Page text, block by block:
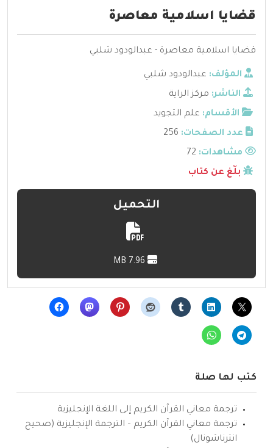
قضايا اسلامية معاصرة
قضايا اسلامية معاصرة - عبدالودود شلبي
المؤلف: عبدالودود شلبي
الناشر: مركز الراية
الأقسام: علم التجويد
عدد الصفحات: 256
مشاهدات:
بلّغ عن كتاب
التحميل
كتب لها صلة
ترجمة معاني القرآن الكريم إلى اللغة الإنجليزية
ترجمة معاني القرآن الكريم – الترجمة الإنجليزية (صحيح
انترناشونال)